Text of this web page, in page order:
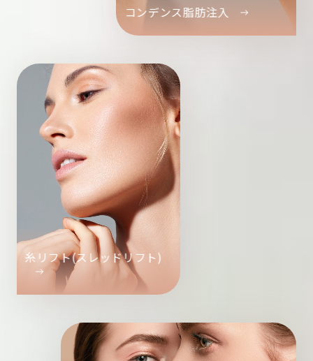
コンデンス脂肪注入
糸リフト(スレッドリフト)